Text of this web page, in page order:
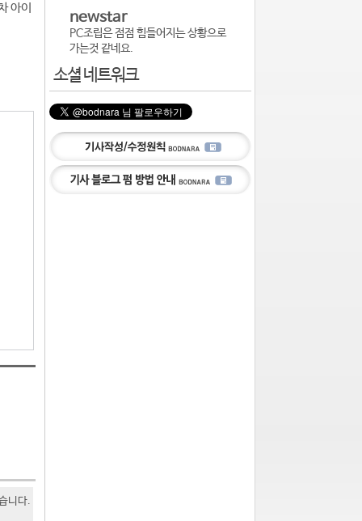
아이
니다.
newstar
PC조립은 점점 힘들어지는 상황으로
가는것 같네요.
소셜 네트워크